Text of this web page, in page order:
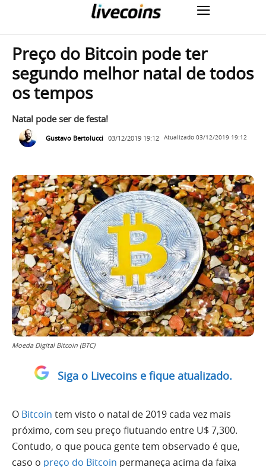
Preço do Bitcoin pode ter
segundo melhor natal de todos
os tempos
Natal pode ser de festa!
Gustavo Bertolucci 03/12/2019 19:12 Atualizado 03/12/2019 19:12
Moeda Digital Bitcoin (BTC)
Siga o Livecoins e fique atualizado.
O Bitcoin tem visto o natal de 2019 cada vez mais
próximo, com seu preço flutuando entre U$ 7,300.
Contudo, o que pouca gente tem observado é que,
caso o preço do Bitcoin permaneça acima da faixa